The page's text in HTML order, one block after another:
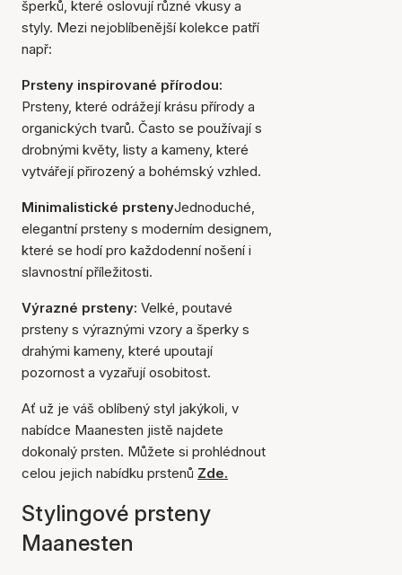
šperků, které oslovují různé vkusy a
styly. Mezi nejoblíbenější kolekce patří
např:
Prsteny inspirované přírodou:
Prsteny, které odrážejí krásu přírody a
organických tvarů. Často se používají s
drobnými květy, listy a kameny, které
vytvářejí přirozený a bohémský vzhled.
Minimalistické prstenyJednoduché,
elegantní prsteny s moderním designem,
které se hodí pro každodenní nošení i
slavnostní příležitosti.
Výrazné prsteny: Velké, poutavé
prsteny s výraznými vzory a šperky s
drahými kameny, které upoutají
pozornost a vyzařují osobitost.
Ať už je váš oblíbený styl jakýkoli, v
nabídce Maanesten jistě najdete
dokonalý prsten. Můžete si prohlédnout
celou jejich nabídku prstenů Zde.
Stylingové prsteny
Maanesten